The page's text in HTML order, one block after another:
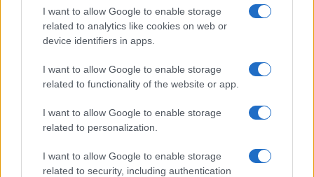
I want to allow Google to enable storage
related to analytics like cookies on web or
device identifiers in apps.
I want to allow Google to enable storage
related to functionality of the website or app.
I want to allow Google to enable storage
related to personalization.
I want to allow Google to enable storage
related to security, including authentication